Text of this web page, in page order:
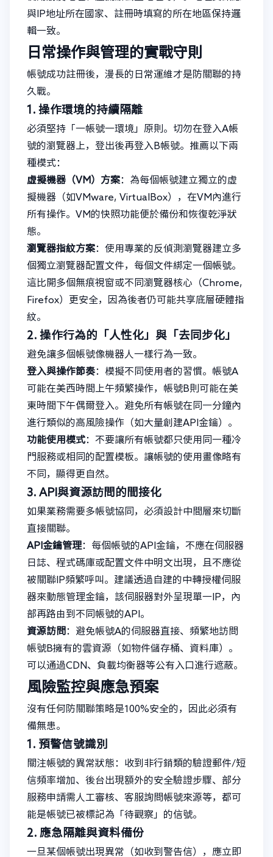
與IP地址所在國家、註冊時填寫的所在地區保持邏
輯一致。
日常操作與管理的實戰守則
帳號成功註冊後，漫長的日常運維才是防關聯的持
久戰。
1. 操作環境的持續隔離
必須堅持「一帳號一環境」原則。切勿在登入A帳
號的瀏覽器上，登出後再登入B帳號。推薦以下兩
種模式：
虛擬機器（VM）方案：為每個帳號建立獨立的虛
擬機器（如VMware, VirtualBox），在VM內進行
所有操作。VM的快照功能便於備份和恢復乾淨狀
態。
瀏覽器指紋方案：使用專業的反偵測瀏覽器建立多
個獨立瀏覽器配置文件，每個文件綁定一個帳號。
這比開多個無痕視窗或不同瀏覽器核心（Chrome,
Firefox）更安全，因為後者仍可能共享底層硬體指
紋。
2. 操作行為的「人性化」與「去同步化」
避免讓多個帳號像機器人一樣行為一致。
登入與操作節奏：模擬不同使用者的習慣。帳號A
可能在美西時間上午頻繁操作，帳號B則可能在美
東時間下午偶爾登入。避免所有帳號在同一分鐘內
進行類似的高風險操作（如大量創建API金鑰）。
功能使用模式：不要讓所有帳號都只使用同一種冷
門服務或相同的配置模板。讓帳號的使用畫像略有
不同，顯得更自然。
3. API與資源訪問的間接化
如果業務需要多帳號協同，必須設計中間層來切斷
直接關聯。
API金鑰管理：每個帳號的API金鑰，不應在伺服器
日誌、程式碼庫或配置文件中明文出現，且不應從
被關聯IP頻繁呼叫。建議透過自建的中轉授權伺服
器來動態管理金鑰，該伺服器對外呈現單一IP，內
部再路由到不同帳號的API。
資源訪問 ：避免帳號A的伺服器直接、頻繁地訪問
帳號B擁有的雲資源（如物件儲存桶、資料庫）。
可以通過CDN、負載均衡器等公有入口進行遮蔽。
風險監控與應急預案
沒有任何防關聯策略是100%安全的，因此必須有
備無患。
1. 預警信號識別
關注帳號的異常狀態：收到非行銷類的驗證郵件/短
信頻率增加、後台出現額外的安全驗證步驟、部分
服務申請需人工審核、客服詢問帳號來源等，都可
能是帳號已被標記為「待觀察」的信號。
2. 應急隔離與資料備份
一旦某個帳號出現異常（如收到警告信），應立即